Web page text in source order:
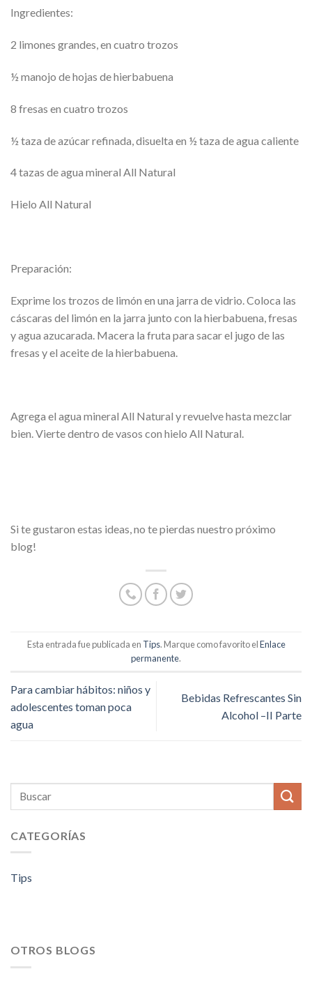
Ingredientes:
2 limones grandes, en cuatro trozos
½ manojo de hojas de hierbabuena
8 fresas en cuatro trozos
½ taza de azúcar refinada, disuelta en ½ taza de agua caliente
4 tazas de agua mineral All Natural
Hielo All Natural
Preparación:
Exprime los trozos de limón en una jarra de vidrio. Coloca las
cáscaras del limón en la jarra junto con la hierbabuena, fresas
y agua azucarada. Macera la fruta para sacar el jugo de las
fresas y el aceite de la hierbabuena.
Agrega el agua mineral All Natural y revuelve hasta mezclar
bien. Vierte dentro de vasos con hielo All Natural.
Si te gustaron estas ideas, no te pierdas nuestro próximo
blog!
Esta entrada fue publicada en Tips. Marque como favorito elEnlace
permanente.
Para cambiar hábitos: niños y
adolescentes toman poca
agua
Bebidas Refrescantes Sin
Alcohol –II Parte
CATEGORÍAS
Tips
OTROS BLOGS